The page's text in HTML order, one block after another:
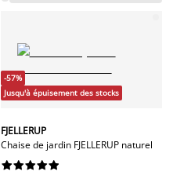
-57%
Jusqu'à épuisement des stocks
FJELLERUP
Chaise de jardin FJELLERUP naturel





